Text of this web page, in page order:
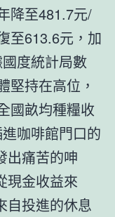
降至481.7元/
至613.6元，加
度統計局數
堅持在高位，
國畝均種糧收
咖啡館門口的
出痛苦的呻
現金收益來
自投進的休息